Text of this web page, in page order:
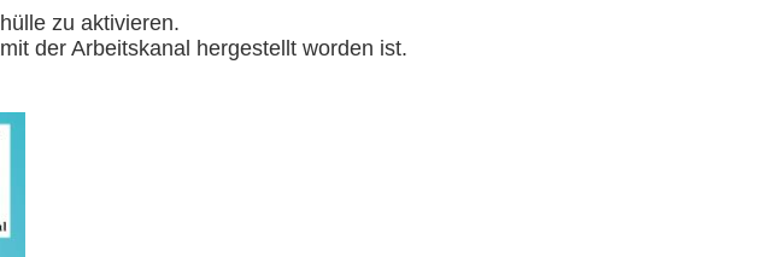
zu aktivieren.
der Arbeitskanal hergestellt worden ist.